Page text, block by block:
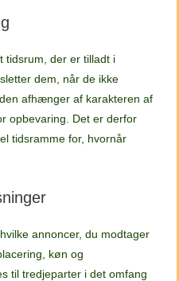
tidsrum, der er tilladt i
dem, når de ikke
afhænger af karakteren af
opbevaring. Det er derfor
tidsramme for, hvornår
annoncer, du modtager
køn og
til tredjeparter i det omfang